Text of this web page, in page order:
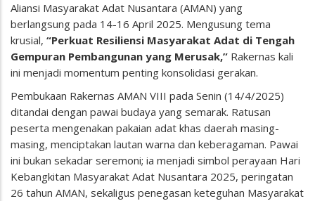
Aliansi Masyarakat Adat Nusantara (AMAN) yang
berlangsung pada 14-16 April 2025. Mengusung tema
krusial, “Perkuat Resiliensi Masyarakat Adat di Tengah
Gempuran Pembangunan yang Merusak,” Rakernas kali
ini menjadi momentum penting konsolidasi gerakan.
Pembukaan Rakernas AMAN VIII pada Senin (14/4/2025)
ditandai dengan pawai budaya yang semarak. Ratusan
peserta mengenakan pakaian adat khas daerah masing-
masing, menciptakan lautan warna dan keberagaman. Pawai
ini bukan sekadar seremoni; ia menjadi simbol perayaan Hari
Kebangkitan Masyarakat Adat Nusantara 2025, peringatan
26 tahun AMAN, sekaligus penegasan keteguhan Masyarakat